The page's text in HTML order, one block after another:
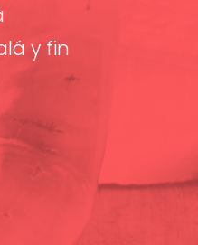
y fin